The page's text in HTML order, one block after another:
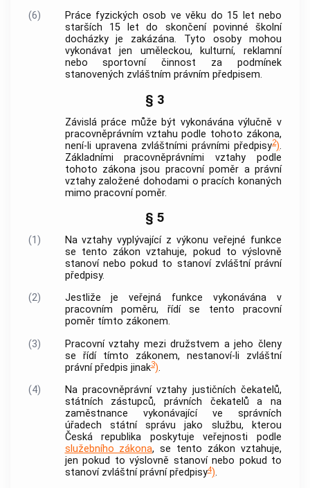
(6)
Práce fyzických osob ve věku do 15 let nebo
starších 15 let do skončení povinné školní
docházky je zakázána. Tyto osoby mohou
vykonávat jen uměleckou, kulturní, reklamní
nebo sportovní činnost za podmínek
stanovených zvláštním právním předpisem.
§ 3
Závislá práce může být vykonávána výlučně v
pracovněprávním vztahu podle tohoto zákona,
není-li upravena zvláštními právními předpisy2).
Základními pracovněprávními vztahy podle
tohoto zákona jsou pracovní poměr a právní
vztahy založené dohodami o pracích konaných
mimo pracovní poměr.
§ 5
(1) Na vztahy vyplývající zvýkonu veřejné funkce
se tento zákon vztahuje, pokud to výslovně
stanoví nebo pokud to stanoví zvláštní právní
předpisy.
(2)
Jestliže je veřejná funkce vykonávána v
pracovním poměru, řídí se tento pracovní
poměr tímto zákonem.
(3)
Pracovní vztahy mezi družstvem a jeho členy
se řídí tímto zákonem, nestanoví-li zvláštní
právní předpis jinak3).
(4)
Na pracovněprávní vztahy justičních čekatelů,
státních zástupců, právních čekatelů a na
zaměstnance vykonávající ve správních
úřadech státní správu jako službu, kterou
Česká republika poskytuje veřejnosti podle
služebního zákona, se tento zákon vztahuje,
jen pokud to výslovně stanoví nebo pokud to
stanoví zvláštní právní předpisy4).